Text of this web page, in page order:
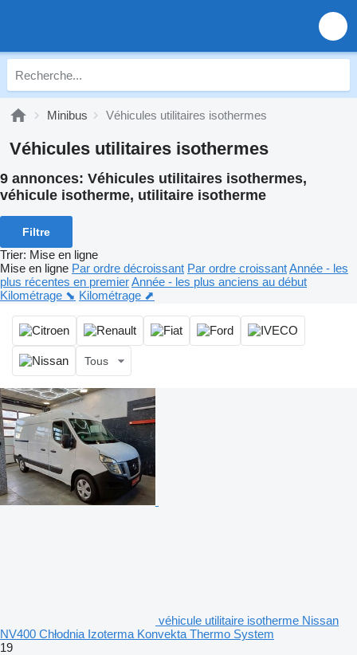
Minibus Véhicules utilitaires isothermes
Véhicules utilitaires isothermes
9 annonces: Véhicules utilitaires isothermes,
véhicule isotherme, utilitaire isotherme
Filtre
Trier: Mise en ligne
Mise en ligne Par ordre décroissant Par ordre croissantAnnée - les
plus récentes en premierAnnée - les plus anciens au début
Kilométrage ⬊ Kilométrage ⬈
Tous
véhicule utilitaire isotherme Nissan
NV400 Chłodnia Izoterma Konvekta Thermo System
19